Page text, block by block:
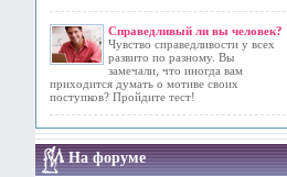
Справедливый ли вы человек?
Чувство справедливости у всех
развито по разному. Вы
замечали, что иногда вам
приходится думать о мотиве своих
поступков? Пройдите тест!
На форуме